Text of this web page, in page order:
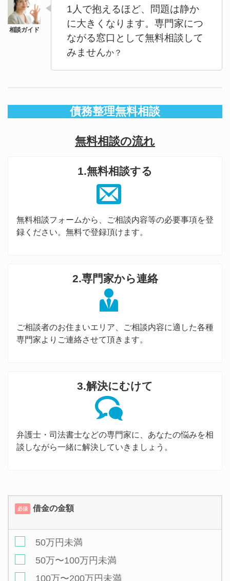
1人で抱えるほど、問題は静か
に大きくなります。専門家につ
ながる窓口として無料相談して
みませんか？
債務整理無料相談
無料相談の流れ
1.無料相談する
無料相談フォームから、ご相談内容等の必要事項を登
録ください。無料で登録頂けます。
2.専門家から連絡
ご相談者のお住まいエリア、ご相談内容に適した各種
専門家よりご連絡させて頂きます。
3.解決にむけて
弁護士・司法書士などの専門家に、あなたの悩みを相
談しながら一緒に解決していきましょう。
必須 借金の金額
50万円未満
50万〜100万円未満
100万〜200万円未満